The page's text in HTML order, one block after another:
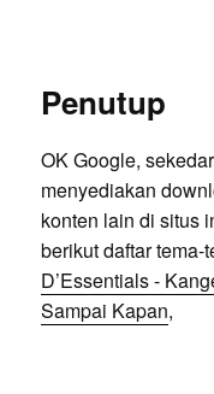
Penutup
OK Google,
menyediakan
konten lain di situs
berikut daftar tema-
D’Essentials -
Sampai Kapan,